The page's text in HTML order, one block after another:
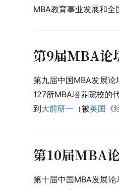
MBA教育事业发展和
第9届MBA论
第九届中国MBA发展论
127所MBA培养院校的
到大前研一 （被英国 《
第10届MBA
第十届中国MBA发展论